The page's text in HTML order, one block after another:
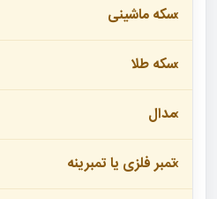
سکه ماشینی
سکه طلا
مدال
تمبر فلزی یا تمبرینه